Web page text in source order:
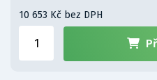
10 653 Kč bez DPH